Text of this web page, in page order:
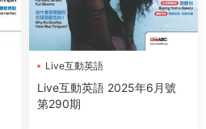
Live互動英語
Live互動英語 2025年6月號
第290期